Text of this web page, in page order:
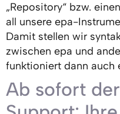
„Repository“ bzw.
all unsere epa-
Damit stellen wir
zwischen epa und
funktioniert dann auch
Ab sofort